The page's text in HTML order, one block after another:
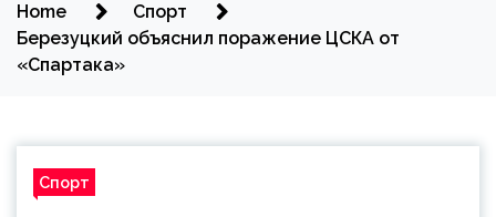
Home
Спорт
Березуцкий объяснил поражение ЦСКА от
«Спартака»
Спорт